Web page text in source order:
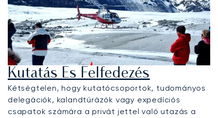
Kutatás És Felfedezés
Kétségtelen, hogy kutatócsoportok, tudományos
delegációk, kalandtúrázók vagy expedíciós
csapatok számára a privát jettel való utazás a